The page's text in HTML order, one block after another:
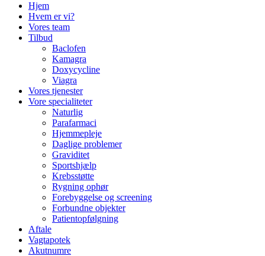
Hjem
Hvem er vi?
Vores team
Tilbud
Baclofen
Kamagra
Doxycycline
Viagra
Vores tjenester
Vore specialiteter
Naturlig
Parafarmaci
Hjemmepleje
Daglige problemer
Graviditet
Sportshjælp
Krebsstøtte
Rygning ophør
Forebyggelse og screening
Forbundne objekter
Patientopfølgning
Aftale
Vagtapotek
Akutnumre